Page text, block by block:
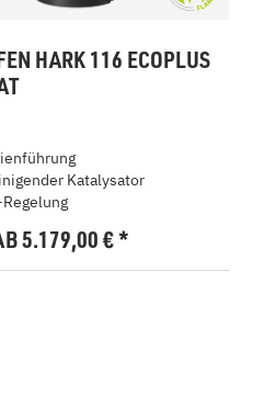
HARK 116 ECOPLUS
Katalysator
5.179,00€*